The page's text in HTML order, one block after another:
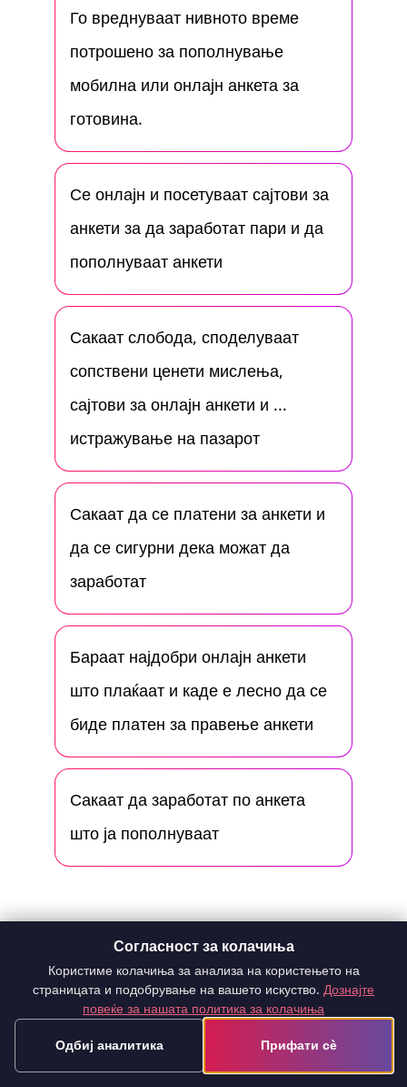
Го вреднуваат нивното време
потрошено за пополнување
мобилна или онлајн анкета за
готовина.
Се онлајн и посетуваат сајтови за
анкети за да заработат пари и да
пополнуваат анкети
Сакаат слобода, споделуваат
сопствени ценети мислења,
сајтови за онлајн анкети и ...
истражување на пазарот
Сакаат да се платени за анкети и
да се сигурни дека можат да
заработат
Бараат најдобри онлајн анкети
што плаќаат и каде е лесно да се
биде платен за правење анкети
Сакаат да заработат по анкета
што ја пополнуваат
Придружете се наTGM Panel и
добивајте платени онлајн анкети. Не
чекајте и почнете да заработувате
Согласност за колачиња
Користиме колачиња за анализа на користењето на
страницата и подобрување на вашето искуство.Дознајте
повеќе за нашата политика за колачиња
Одбиј аналитика
Прифати сè